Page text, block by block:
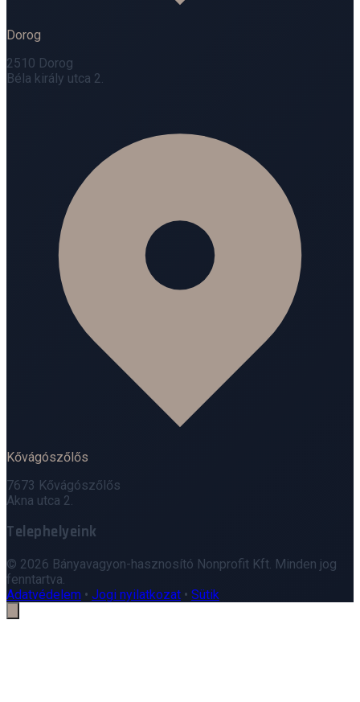
Dorog
2510 Dorog
Béla király utca 2.
Kővágószőlős
7673 Kővágószőlős
Akna utca 2.
Telephelyeink
+
−
© 2026 Bányavagyon-hasznosító Nonprofit Kft. Minden jog
fenntartva.
Adatvédelem • Jogi nyilatkozat • Sütik